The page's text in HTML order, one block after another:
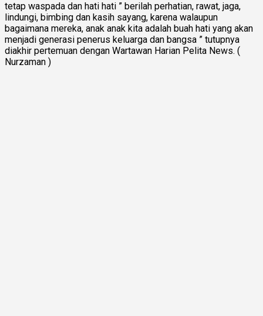
tetap waspada dan hati hati ” berilah perhatian, rawat, jaga,
lindungi, bimbing dan kasih sayang, karena walaupun
bagaimana mereka, anak anak kita adalah buah hati yang akan
menjadi generasi penerus keluarga dan bangsa ” tutupnya
diakhir pertemuan dengan Wartawan Harian Pelita News. (
Nurzaman )